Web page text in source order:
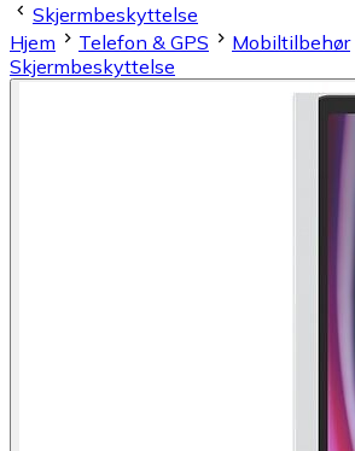
Skjermbeskyttelse
Hjem
Telefon & GPS
Mobiltilbehør
Skjermbeskyttelse